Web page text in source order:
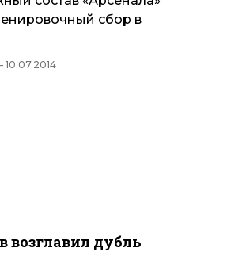
сбор в
10.07.2014
возглавил дубль